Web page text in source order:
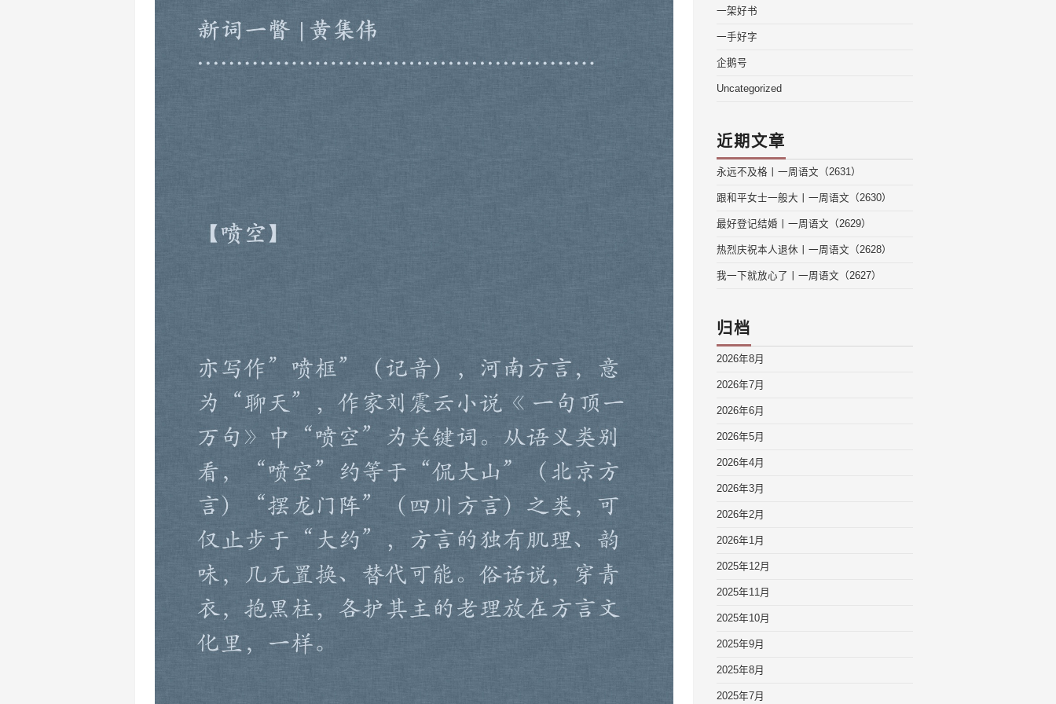
一架好书
一手好字
企鹅号
Uncategorized
近期文章
永远不及格丨一周语文（2631）
跟和平女士一般大丨一周语文（2630）
最好登记结婚丨一周语文（2629）
热烈庆祝本人退休丨一周语文（2628）
我一下就放心了丨一周语文（2627）
归档
2026年8月
2026年7月
2026年6月
2026年5月
2026年4月
2026年3月
2026年2月
2026年1月
2025年12月
2025年11月
2025年10月
2025年9月
2025年8月
2025年7月